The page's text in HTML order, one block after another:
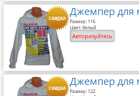
Контакты
Обратная связь
Вопрос-Ответ
Джемпер для
Размер: 116
Цвет: белый
Авторизуйтесь
Джемпер для
Размер: 122